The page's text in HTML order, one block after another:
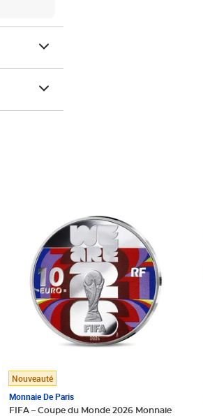
Nouveauté
Monnaie De Paris
FIFA – Coupe du Monde 2026 Monnaie